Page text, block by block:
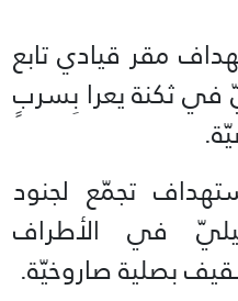
18:00 استهداف مقر قيادي تابع
في ثكنة يعرا بِسربٍ
السّاعة 18:15 استهداف تجمّع لجنود
في الأطراف
بصلية صاروخيّة.